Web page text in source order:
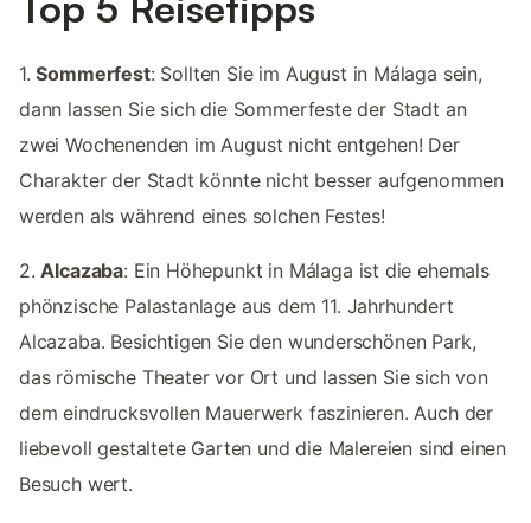
1.Sommerfest: Sollten Sie im August in Málaga sein,
dann lassen Sie sich die Sommerfeste der Stadt an
zwei Wochenenden im August nicht entgehen! Der
Charakter der Stadt könnte nicht besser aufgenommen
werden als während eines solchen Festes!
2.Alcazaba: Ein Höhepunkt in Málaga ist die ehemals
phönzische Palastanlage aus dem 11. Jahrhundert
Alcazaba. Besichtigen Sie den wunderschönen Park,
das römische Theater vor Ort und lassen Sie sich von
dem eindrucksvollen Mauerwerk faszinieren. Auch der
liebevoll gestaltete Garten und die Malereien sind einen
Besuch wert.